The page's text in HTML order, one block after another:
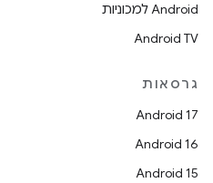
Android למכוניות
Android TV
גרסאות
Android 17
Android 16
Android 15